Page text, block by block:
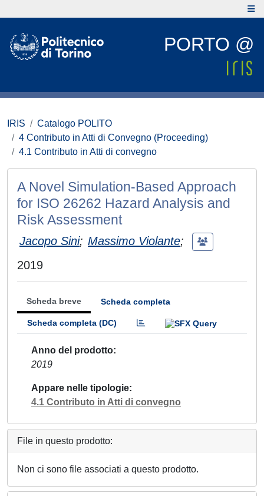
PORTO @
IRIS
Catalogo POLITO
4 Contributo in Atti di Convegno (Proceeding)
4.1 Contributo in Atti di convegno
A Novel Simulation-Based Approach
for ISO 26262 Hazard Analysis and
Risk Assessment
Jacopo Sini; Massimo Violante;
2019
Scheda breve Scheda completa
Scheda completa (DC)
Anno del prodotto
2019
Appare nelle tipologie
4.1 Contributo in Atti di convegno
File in questo prodotto:
Non ci sono file associati a questo prodotto.